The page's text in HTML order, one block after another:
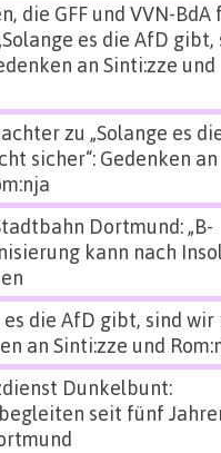
die GFF und VVN-BdA
es die AfD
an Sinti:zze und
zu „Solange es
sicher“: Gedenken an
Dortmund: „B-
kann nach
es die AfD gibt, sind
an Sinti:zze und
Dunkelbunt:
seit fünf